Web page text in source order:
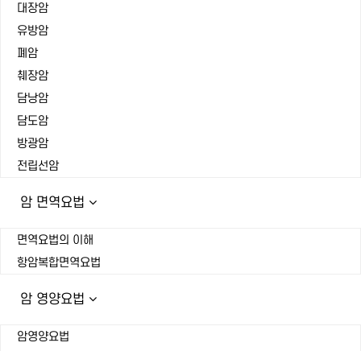
대장암
유방암
폐암
췌장암
담낭암
담도암
방광암
전립선암
암 면역요법
면역요법의 이해
항암복합면역요법
암 영양요법
암영양요법